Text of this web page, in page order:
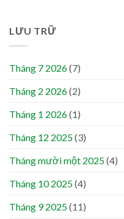
LƯU TRỮ
Tháng 7 2026(7)
Tháng 2 2026(2)
Tháng 1 2026(1)
Tháng 12 2025(3)
Tháng mười một 2025(4)
Tháng 10 2025(4)
Tháng 9 2025(11)